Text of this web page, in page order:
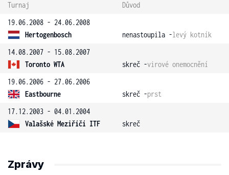
Turnaj
Důvod
19.06.2008 - 24.06.2008
Hertogenbosch
nenastoupila -levý kotník
14.08.2007 - 15.08.2007
Toronto WTA
skreč -virové onemocnění
19.06.2006 - 27.06.2006
Eastbourne
skreč -prst
17.12.2003 - 04.01.2004
Valašské Meziříčí ITF
skreč
Zprávy